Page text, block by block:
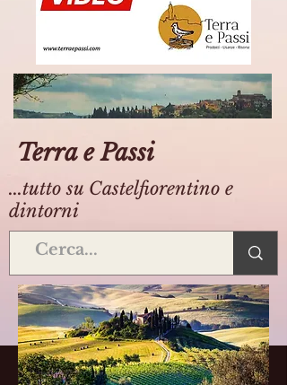
Terra e Passi
...tutto su Castelfiorentino e
dintorni